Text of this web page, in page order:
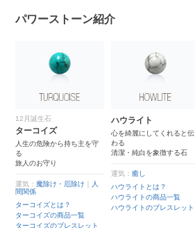
パワーストーン紹介
12月誕生石
ターコイズ
人生の危険から持ち主を守
る
旅人のお守り
運気： 魔除け・厄除け
人
間関係
ターコイズとは？
ターコイズの商品一覧
ターコイズのブレスレット
ハウライト
心を綺麗にしてくれると伝
わる
清潔・純白を象徴する石
運気：癒し
ハウライトとは？
ハウライトの商品一覧
ハウライトのブレスレット